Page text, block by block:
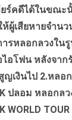
ร์คดีได้ในขณะ
ผู้เสียหายจำน
รหลอกลวงใน
อโฟน หลังจาก
เงินไป 2.หลอ
ปลอม หลอกล
WORLD